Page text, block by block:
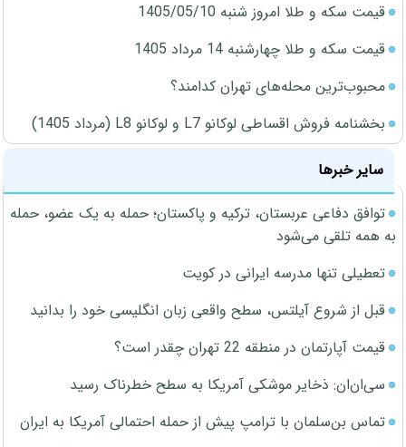
قیمت سکه و طلا امروز شنبه 1405/05/10
قیمت سکه و طلا چهارشنبه 14 مرداد 1405
محبوب‌ترین محله‌های تهران کدامند؟
بخشنامه فروش اقساطی لوکانو L7 و لوکانو L8 (مرداد 1405)
سایر خبرها
توافق دفاعی عربستان، ترکیه و پاکستان؛ حمله به یک عضو، حمله
به همه تلقی می‌شود
تعطیلی تنها مدرسه ایرانی در کویت
قبل از شروع آیلتس، سطح واقعی زبان انگلیسی خود را بدانید
قیمت آپارتمان در منطقه 22 تهران چقدر است؟
سی‌ان‌ان: ذخایر موشکی آمریکا به سطح خطرناک رسید
تماس بن‌سلمان با ترامپ پیش از حمله احتمالی آمریکا به ایران